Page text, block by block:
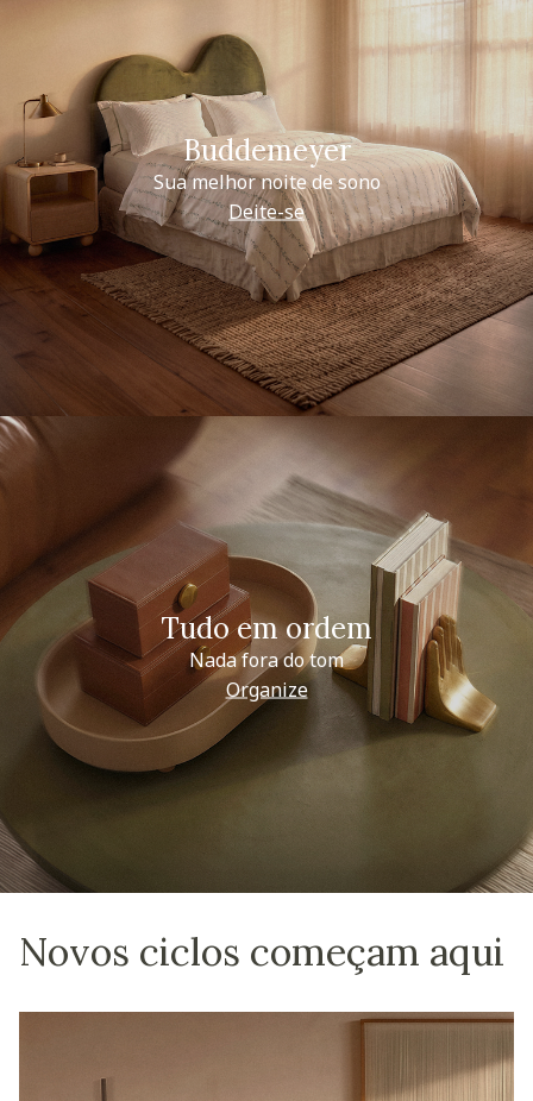
Buddemeyer
Sua melhor noite de sono
Deite-se
Tudo em ordem
Nada fora do tom
Organize
Novos ciclos começam aqui